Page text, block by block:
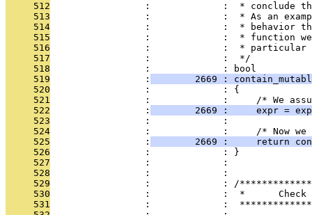
     512
:             :  * conclude
     513
:             :  * As an
     514
:             :  * behavior
     515
:             :  * function
     516
:             :  *
     517
                 :             :  */
     518
                 :             : bool
     519
                 :
2669 :
     520
                 :             : {
     521
:             :     /* We
     522
                 :
2669 :     expr =
     523
                 :             :
     524
:             :     /* Now
     525
                 :
2669 :     return
     526
                 :             : }
     527
                 :             :
     528
                 :             :
     529
:             : /
     530
:             :  *
     531
:             :